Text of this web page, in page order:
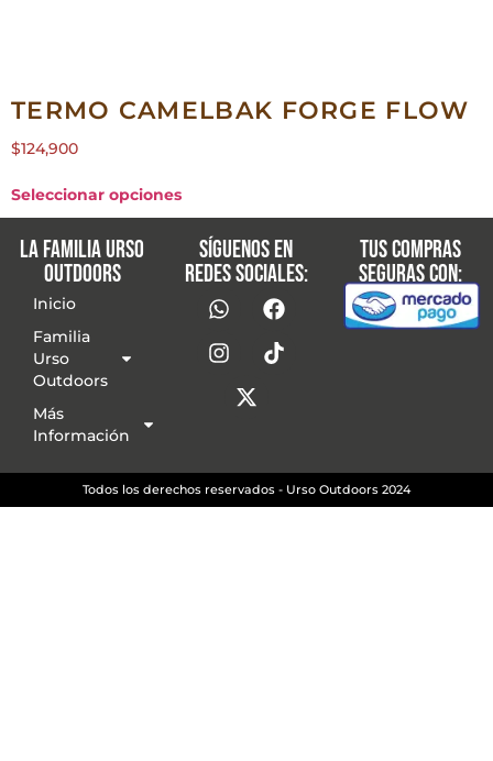
TERMO CAMELBAK FORGE FLOW
$124,900
Seleccionar opciones
La familia Urso
Outdoors
Inicio
Familia
Urso
Outdoors
Más
Información
Síguenos en
redes sociales:
Tus compras
seguras con:
Todos los derechos reservados - Urso Outdoors 2024